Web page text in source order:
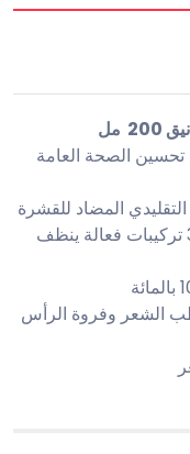
مل
تحسين الصحة العامة
المضاد للقشرة
شامبو هيد آند شولدرز الذي يحتوي على 3 تركيبات فعالة ينظف
الشعر وفروة الرأس